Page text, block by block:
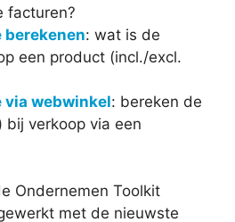
facturen?
: wat is de
een product (incl./excl.
webwinkel: bereken de
bij verkoop via een
Ondernemen Toolkit
met de nieuwste